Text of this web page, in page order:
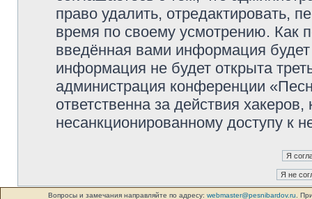
право удалить, отредактировать,
время по своему усмотрению. Как
введённая вами информация
информация не будет открыта
администрация конференции
ответственна за действия
несанкционированному доступу к
Вопросы и замечания направляйте по адресу: webmaster@pesnibardov.ru .